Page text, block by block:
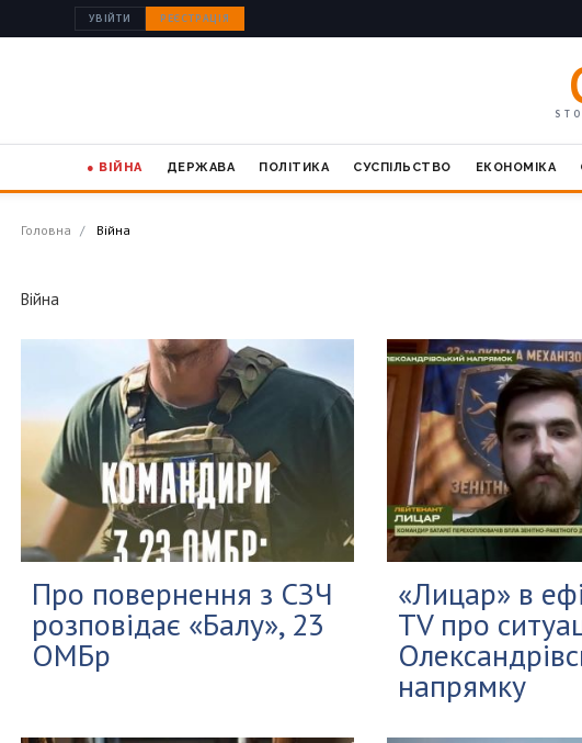
УВІЙТИ РЕЄСТРАЦІЯ
● ВІЙНА ДЕРЖАВА ПОЛІТИКА СУСПІЛЬСТВО ЕКОНОМІКА
Головна Війна
Війна
Про повернення з СЗЧ
розповідає «Балу», 23
ОМБр
«Лицар» в
TV про
напрямку